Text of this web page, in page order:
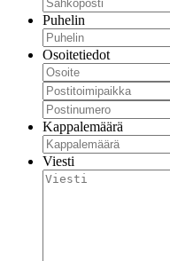
Puhelin
Osoitetiedot
Kappalemäärä
Viesti